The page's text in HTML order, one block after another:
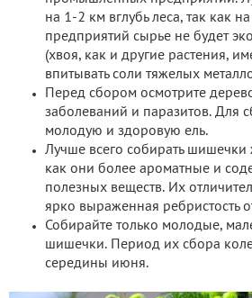
на 1-2 км вглубь леса, так как
предприятий сырье не будет
(хвоя, как и другие растения,
впитывать соли тяжелых
Перед сбором осмотрите
заболеваний и паразитов. Для
молодую и здоровую ель.
Лучше всего собирать шишечки
как они более ароматные и
полезных веществ. Их
ярко выраженная ребристость
Собирайте только молодые,
шишечки. Период их сбора
середины июня.